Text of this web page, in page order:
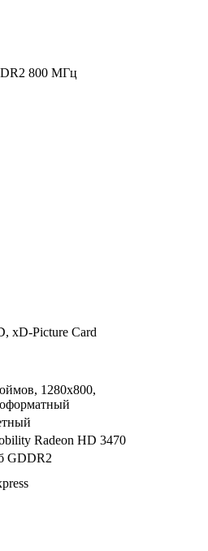
800 МГц
xD-Picture Card
1280x800,
Radeon HD 3470
GDDR2